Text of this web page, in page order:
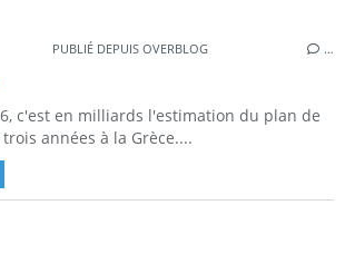
PUBLIÉ DEPUIS OVERBLOG …
c'est en milliards l'estimation du plan de
années à la Grèce....